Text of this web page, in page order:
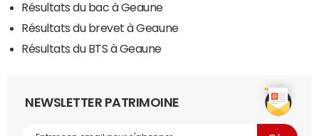
Résultats du bac à Geaune
Résultats du brevet à Geaune
Résultats du BTS à Geaune
NEWSLETTER PATRIMOINE